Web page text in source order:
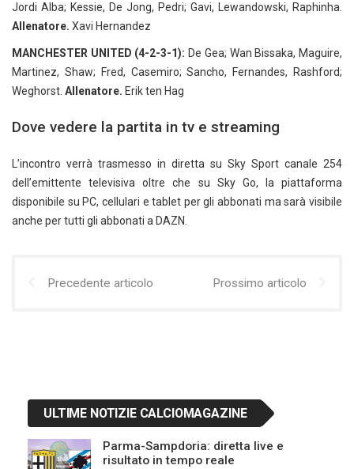
Jordi Alba; Kessie, De Jong, Pedri; Gavi, Lewandowski, Raphinha.
Allenatore. Xavi Hernandez
MANCHESTER UNITED (4-2-3-1): De Gea; Wan Bissaka, Maguire,
Martinez, Shaw; Fred, Casemiro; Sancho, Fernandes, Rashford;
Weghorst. Allenatore. Erik ten Hag
Dove vedere la partita in tv e streaming
L’incontro verrà trasmesso in diretta su Sky Sport canale 254
dell’emittente televisiva oltre che su Sky Go, la piattaforma
disponibile su PC, cellulari e tablet per gli abbonati ma sarà visibile
anche per tutti gli abbonati a DAZN.
Precedente articolo Prossimo articolo
ULTIME NOTIZIE CALCIOMAGAZINE
Parma-Sampdoria: diretta live e
risultato in tempo reale